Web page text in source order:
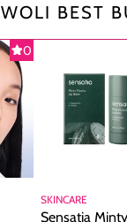
WOLI BEST
0
SKINCARE
Sensatia Minty